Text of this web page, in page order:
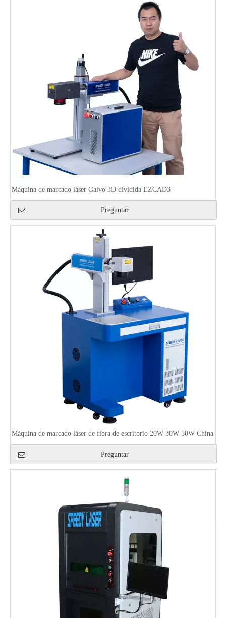
Máquina de marcado láser Galvo 3D dividida EZCAD3
Preguntar
Máquina de marcado láser de fibra de escritorio 20W 30W 50W China
Preguntar